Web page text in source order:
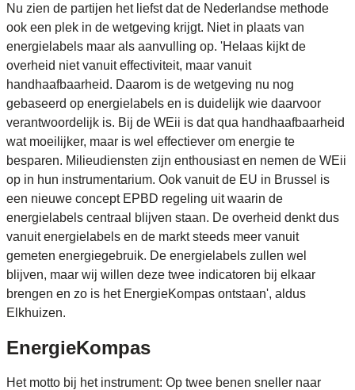
Nu zien de partijen het liefst dat de Nederlandse methode
ook een plek in de wetgeving krijgt. Niet in plaats van
energielabels maar als aanvulling op. 'Helaas kijkt de
overheid niet vanuit effectiviteit, maar vanuit
handhaafbaarheid. Daarom is de wetgeving nu nog
gebaseerd op energielabels en is duidelijk wie daarvoor
verantwoordelijk is. Bij de WEii is dat qua handhaafbaarheid
wat moeilijker, maar is wel effectiever om energie te
besparen. Milieudiensten zijn enthousiast en nemen de WEii
op in hun instrumentarium. Ook vanuit de EU in Brussel is
een nieuwe concept EPBD regeling uit waarin de
energielabels centraal blijven staan. De overheid denkt dus
vanuit energielabels en de markt steeds meer vanuit
gemeten energiegebruik. De energielabels zullen wel
blijven, maar wij willen deze twee indicatoren bij elkaar
brengen en zo is het EnergieKompas ontstaan', aldus
Elkhuizen.
EnergieKompas
Het motto bij het instrument: Op twee benen sneller naar